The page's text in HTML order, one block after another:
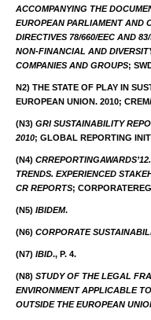
ACCOMPANYING THE
EUROPEAN PARLIAMENT AND
DIRECTIVES 78/660/EEC AND
NON-FINANCIAL AND
COMPANIES AND GROUPS;
N2) THE STATE OF PLAY IN
EUROPEAN UNION. 2010;
(N3) GRI SUSTAINABILITY
2010; GLOBAL REPORTING
(N4)
TRENDS. EXPERIENCED
CR REPORTS;
(N5) IBIDEM.
(N6) CORPORATE
(N7) IBID., P. 4.
(N8) STUDY OF THE LEGAL
ENVIRONMENT APPLICABLE
OUTSIDE THE EUROPEAN